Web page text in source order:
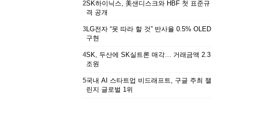
2SK하이닉스, 美샌디스크와 HBF 첫 표준규
격 공개
3LG전자 “못 따라 할 것” 반사율 0.5% OLED
구현
4SK, 두산에 SK실트론 매각… 거래금액 2.3
조원
5국내 AI 스타트업 비드래프트, 구글 주최 챌
린지 글로벌 1위